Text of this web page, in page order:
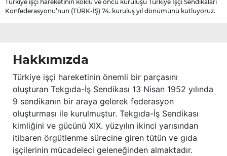
Türkiye işçi hareketinin köklü ve öncü kuruluşu Türkiye İşçi Sendikaları
Konfederasyonu’nun (TÜRK-İŞ) 74. kuruluş yıl dönümünü kutluyoruz.
Hakkımızda
Türkiye işçi hareketinin önemli bir parçasını
oluşturan Tekgıda-İş Sendikası 13 Nisan 1952 yılında
9 sendikanın bir araya gelerek federasyon
oluşturması ile kurulmuştur. Tekgıda-İş Sendikası
kimliğini ve gücünü XIX. yüzyılın ikinci yarısından
itibaren örgütlenme sürecine giren tütün ve gıda
işçilerinin mücadeleci geleneğinden almaktadır.